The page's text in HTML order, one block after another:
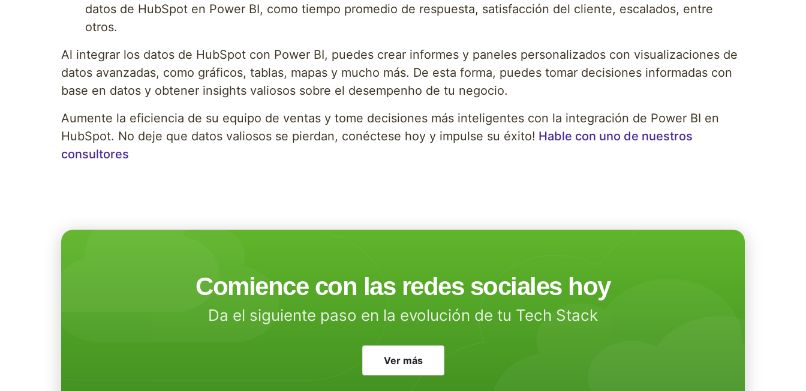
datos de HubSpot en Power BI, como tiempo promedio de respuesta, satisfacción del cliente, escalados, entre
otros.
Al integrar los datos de HubSpot con Power BI, puedes crear informes y paneles personalizados con visualizaciones de
datos avanzadas, como gráficos, tablas, mapas y mucho más. De esta forma, puedes tomar decisiones informadas con
base en datos y obtener insights valiosos sobre el desempenho de tu negocio.
Aumente la eficiencia de su equipo de ventas y tome decisiones más inteligentes con la integración de Power BI en
HubSpot. No deje que datos valiosos se pierdan, conéctese hoy y impulse su éxito! Hable con uno de nuestros
consultores
Comience con las redes sociales hoy
Da el siguiente paso en la evolución de tu Tech Stack
Ver más